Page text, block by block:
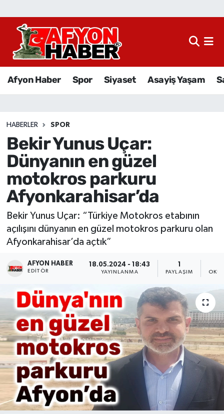
Afyon Haber Spor Siyaset Asayiş Yaşam
HABERLER SPOR
Bekir Yunus Uçar:
Dünyanın en güzel
motokros parkuru
Afyonkarahisar’da
Bekir Yunus Uçar: “Türkiye Motokros etabının
açılışını dünyanın en güzel motokros parkuru olan
Afyonkarahisar’da açtık”
AFYON HABER
EDITÖR
18.05.2024 - 18:43
YAYINLANMA PAYLAŞIM
Afyon Haber
Sağlık
Eğitim
Sivil Toplum
Ekonomi
Magazin
Etkinlikler